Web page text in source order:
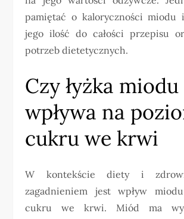
pamiętać o kaloryczności miodu
jego ilość do całości przepisu
potrzeb dietetycznych.
Czy łyżka miodu
wpływa na
cukru we krwi
W kontekście diety i
zagadnieniem jest wpływ
cukru we krwi. Miód ma